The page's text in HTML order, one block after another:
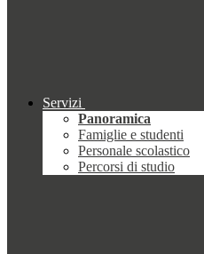
Servizi
Panoramica
Famiglie e studenti
Personale scolastico
Percorsi di studio